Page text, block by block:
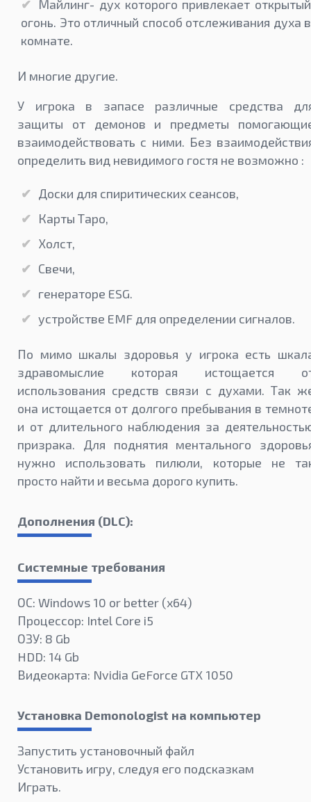
Майлинг- дух которого привлекает открытый
огонь. Это отличный способ отслеживания духа в
комнате.
И многие другие.
У игрока в запасе различные средства
защиты от демонов и предметы
взаимодействовать с ними. Без
определить вид невидимого гостя не возможно :
Доски для спиритических сеансов,
Карты Таро,
Холст,
Свечи,
генераторе ESG.
устройстве EMF для определении сигналов.
По мимо шкалы здоровья у игрока есть
здравомыслие которая истощается
использования средств связи с духами. Так
она истощается от долгого пребывания в
и от длительного наблюдения за
призрака. Для поднятия ментального
нужно использовать пилюли, которые не
просто найти и весьма дорого купить.
Дополнения (DLC):
Системные требования
ОС: Windows 10 or better (х64)
Процессор: Intel Core i5
ОЗУ: 8 Gb
HDD: 14 Gb
Видеокарта: Nvidia GeForce GTX 1050
Установка Demonologist на компьютер
Запустить установочный файл
Установить игру, следуя его подсказкам
Играть.